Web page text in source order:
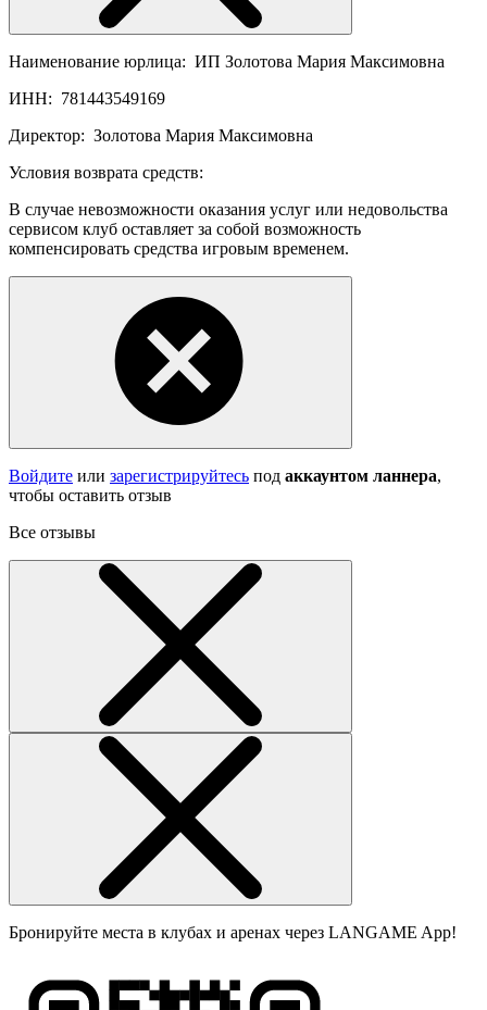
Наименование юрлица: ИП Золотова Мария Максимовна
ИНН: 781443549169
Директор: Золотова Мария Максимовна
Условия возврата средств:
В случае невозможности оказания услуг или недовольства
сервисом клуб оставляет за собой возможность
компенсировать средства игровым временем.
Войдите или зарегистрируйтесь под аккаунтом ланнера,
чтобы оставить отзыв
Все отзывы
Бронируйте места в клубах и аренах через LANGAME App!